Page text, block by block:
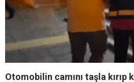
Otomobilin camını taşla kırıp